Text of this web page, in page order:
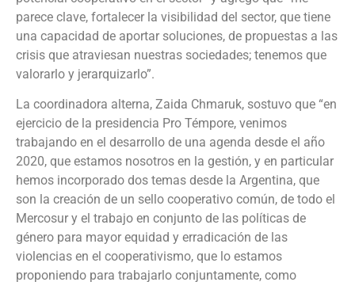
parece clave, fortalecer la visibilidad del sector, que tiene
una capacidad de aportar soluciones, de propuestas a las
crisis que atraviesan nuestras sociedades; tenemos que
valorarlo y jerarquizarlo”.
La coordinadora alterna, Zaida Chmaruk, sostuvo que “en
ejercicio de la presidencia Pro Témpore, venimos
trabajando en el desarrollo de una agenda desde el año
2020, que estamos nosotros en la gestión, y en particular
hemos incorporado dos temas desde la Argentina, que
son la creación de un sello cooperativo común, de todo el
Mercosur y el trabajo en conjunto de las políticas de
género para mayor equidad y erradicación de las
violencias en el cooperativismo, que lo estamos
proponiendo para trabajarlo conjuntamente, como